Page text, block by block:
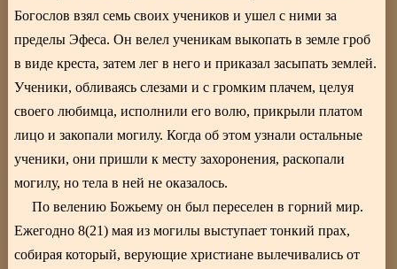
Богослов взял семь своих учеников и ушел с ними за
пределы Эфеса. Он велел ученикам выкопать в земле гроб
в виде креста, затем лег в него и приказал засыпать землей.
Ученики, обливаясь слезами и с громким плачем, целуя
своего любимца, исполнили его волю, прикрыли платом
лицо и закопали могилу. Когда об этом узнали остальные
ученики, они пришли к месту захоронения, раскопали
могилу, но тела в ней не оказалось.
По велению Божьему он был переселен в горний мир.
Ежегодно 8(21) мая из могилы выступает тонкий прах,
собирая который, верующие христиане вылечивались от